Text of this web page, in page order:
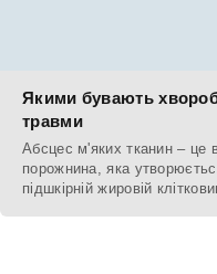
Якими бувають
травми
Абсцес м'яких тканин – це
порожнина, яка
підшкірній жировій